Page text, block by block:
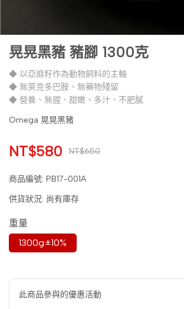
晃晃黑豬 豬腳 1300克
◆ 以亞麻籽作為動物飼料的主軸
◆ 無萊克多巴胺、無藥物殘留
◆ 營養、無腥、甜嫩、多汁、不肥膩
Omega 晃晃黑豬
NT$580 NT$650
商品編號: PB17-001A
供貨狀況: 尚有庫存
重量
1300g±10%
此商品參與的優惠活動